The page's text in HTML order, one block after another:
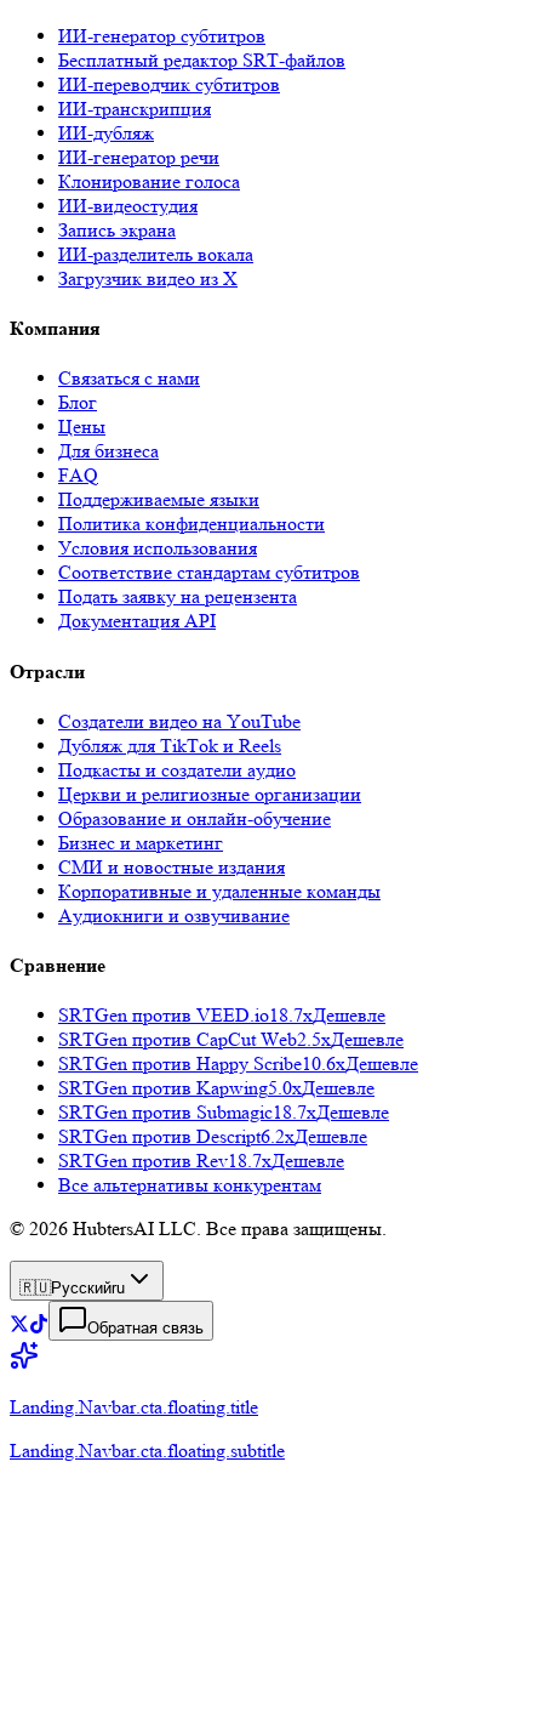
ИИ-генератор субтитров
Бесплатный редактор SRT-файлов
ИИ-переводчик субтитров
ИИ-транскрипция
ИИ-дубляж
ИИ-генератор речи
Клонирование голоса
ИИ-видеостудия
Запись экрана
ИИ-разделитель вокала
Загрузчик видео из X
Компания
Связаться с нами
Блог
Цены
Для бизнеса
FAQ
Поддерживаемые языки
Политика конфиденциальности
Условия использования
Соответствие стандартам субтитров
Подать заявку на рецензента
Документация API
Отрасли
Создатели видео на YouTube
Дубляж для TikTok и Reels
Подкасты и создатели аудио
Церкви и религиозные организации
Образование и онлайн-обучение
Бизнес и маркетинг
СМИ и новостные издания
Корпоративные и удаленные команды
Аудиокниги и озвучивание
Сравнение
SRTGen против VEED.io18.7xДешевле
SRTGen против CapCut Web2.5xДешевле
SRTGen против Happy Scribe10.6xДешевле
SRTGen против Kapwing5.0xДешевле
SRTGen против Submagic18.7xДешевле
SRTGen против Descript6.2xДешевле
SRTGen против Rev18.7xДешевле
Все альтернативы конкурентам
© 2026 HubtersAI LLC. Все права защищены.
🇷🇺Русскийru
Обратная связь
Landing.Navbar.cta.floating.title
Landing.Navbar.cta.floating.subtitle